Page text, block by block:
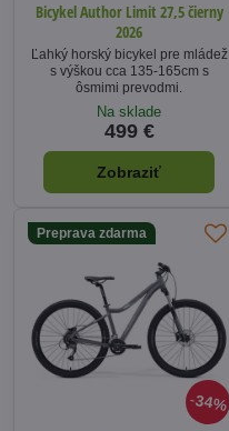
Bicykel Author Limit 27,5 čierny
2026
Ľahký horský bicykel pre mládež
s výškou cca 135-165cm s
ôsmimi prevodmi.
Na sklade
499 €
Zobraziť
34%
Preprava zdarma